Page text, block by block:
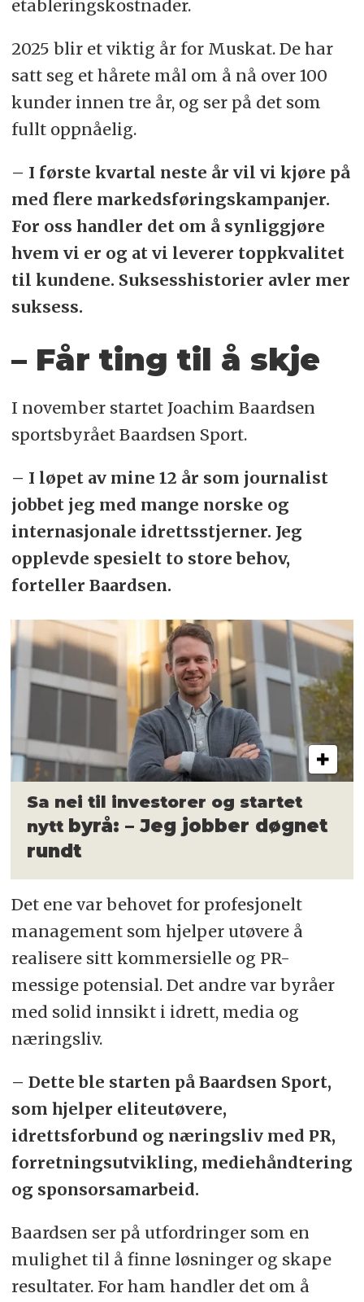
etableringskostnader.
2025 blir et viktig år for Muskat. De har
satt seg et hårete mål om å nå over 100
kunder innen tre år, og ser på det som
fullt oppnåelig.
– I første kvartal neste år vil vi kjøre på
med flere markedsføringskampanjer.
For oss handler det om å synliggjøre
hvem vi er og at vi leverer toppkvalitet
til kundene. Suksesshistorier avler mer
suksess.
– Får ting til å skje
I november startet Joachim Baardsen
sportsbyrået Baardsen Sport.
– I løpet av mine 12 år som journalist
jobbet jeg med mange norske og
internasjonale idrettsstjerner. Jeg
opplevde spesielt to store behov,
forteller Baardsen.
Sa nei til investorer og startet
nytt byrå: – Jeg jobber døgnet
rundt
Det ene var behovet for profesjonelt
management som hjelper utøvere å
realisere sitt kommersielle og PR-
messige potensial. Det andre var byråer
med solid innsikt i idrett, media og
næringsliv.
– Dette ble starten på Baardsen Sport,
som hjelper eliteutøvere,
idrettsforbund og næringsliv med PR,
forretningsutvikling, mediehåndtering
og sponsorsamarbeid.
Baardsen ser på utfordringer som en
mulighet til å finne løsninger og skape
resultater. For ham handler det om å